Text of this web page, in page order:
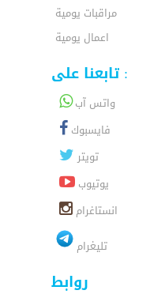
مراقبات يومية
اعمال يومية
تابعنا على :
واتس آب
فايسبوك
تويتر
يوتيوب
انستاغرام
تليغرام
روابط